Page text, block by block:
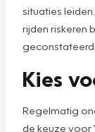
situaties
rijden riskeren
geconstateerd.
Kies
Regelmatig
de keuze voor